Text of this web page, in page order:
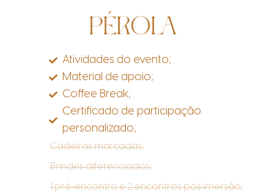
PÉROLA
Atividades do evento;
Material de apoio;
Coffee Break;
Certificado de participação
personalizado;
Cadeiras marcadas;
Brindes diferenciados;
1 pré-encontro e 2 encontros pós imersão;